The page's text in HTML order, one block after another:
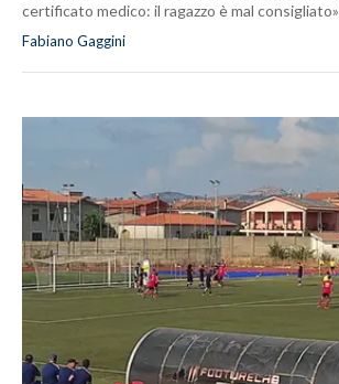
certificato medico: il ragazzo è mal consigliato»
Fabiano Gaggini